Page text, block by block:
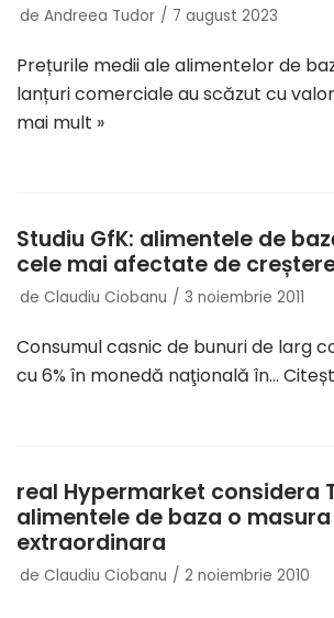
de Andreea Tudor 7 august 2023
Prețurile medii ale alimentelor de
lanțuri comerciale au scăzut cu
mai mult »
Studiu GfK: alimentele de
cele mai afectate de
de Claudiu Ciobanu 3 noiembrie 2011
Consumul casnic de bunuri de larg
cu 6% în monedă naţională în…
real Hypermarket considera
alimentele de baza o masura
extraordinara
de Claudiu Ciobanu 2 noiembrie 2010